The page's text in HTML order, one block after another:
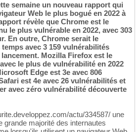
semaine un nouveau rapport qui
Web le plus bogué en 2022 à
révèle que Chrome est le
le plus vulnérable en 2022, avec 303
En outre, Chrome serait le
avec 3 159 vulnérabilités
Mozilla Firefox est le
le plus de vulnérabilité en 2022
Edge est 3e avec 806
est 4e avec 26 vulnérabilités et
avec zéro vulnérabilité découverte
actu/334587/ une
grande majorité des internautes